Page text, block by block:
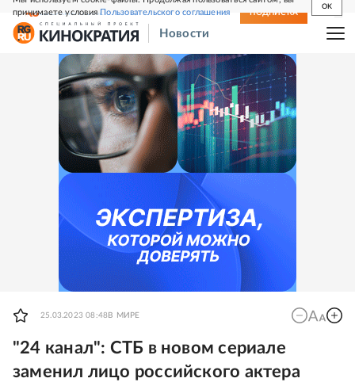
принимаете условияПользовательского соглашения
OK
СВЕЖИЙ НОМЕР ПОДПИСКА
Новости
25.03.2023 08:48 В МИРЕ
"24 канал": СТБ в новом сериале
заменил лицо российского актера